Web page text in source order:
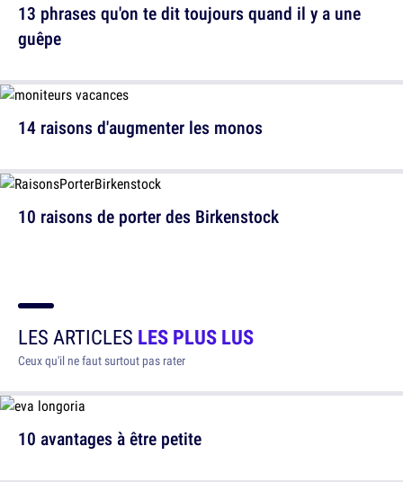
14 raisons d'augmenter les monos
13 phrases qu'on te dit toujours quand il y a une
guêpe
10 raisons de porter des Birkenstock
LES ARTICLES LES PLUS LUS
Ceux qu'il ne faut surtout pas rater
10 avantages à être petite